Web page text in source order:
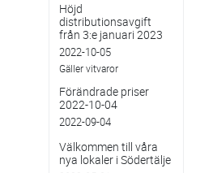
Höjd
distributionsavgift
från 3:e januari 2023
2022-10-05
Gäller vitvaror
Förändrade priser
2022-10-04
2022-09-04
Välkommen till våra
nya lokaler i Södertälje